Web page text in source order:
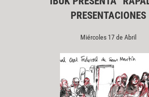
PRESENTACIONES
Miércoles 17 de Abril